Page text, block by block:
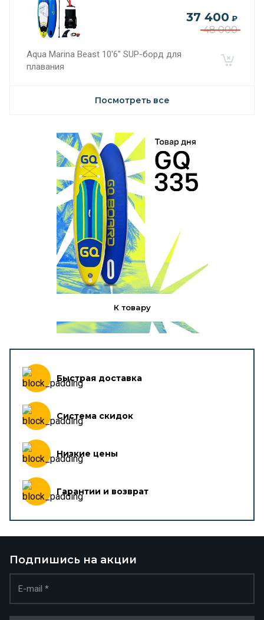
48 000
37 400 ₽
Aqua Marina Beast 10'6" SUP-борд для
плавания
Посмотреть все
К товару
Быстрая доставка
Система скидок
Низкие цены
Гарантии и возврат
Подпишись на акции